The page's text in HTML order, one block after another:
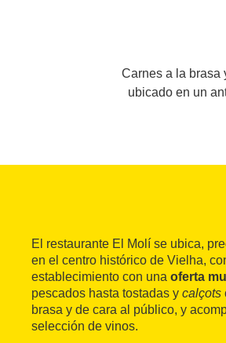
Carnes a la brasa
ubicado en un
El restaurante El Molí se ubica,
en el centro histórico de Vielha,
establecimiento con una oferta
pescados hasta tostadas y calçots
brasa y de cara al público, y
selección de vinos.